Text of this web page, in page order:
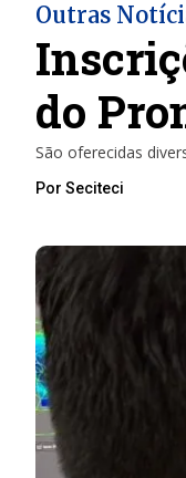
Outras
do
São oferecidas
Por Seciteci